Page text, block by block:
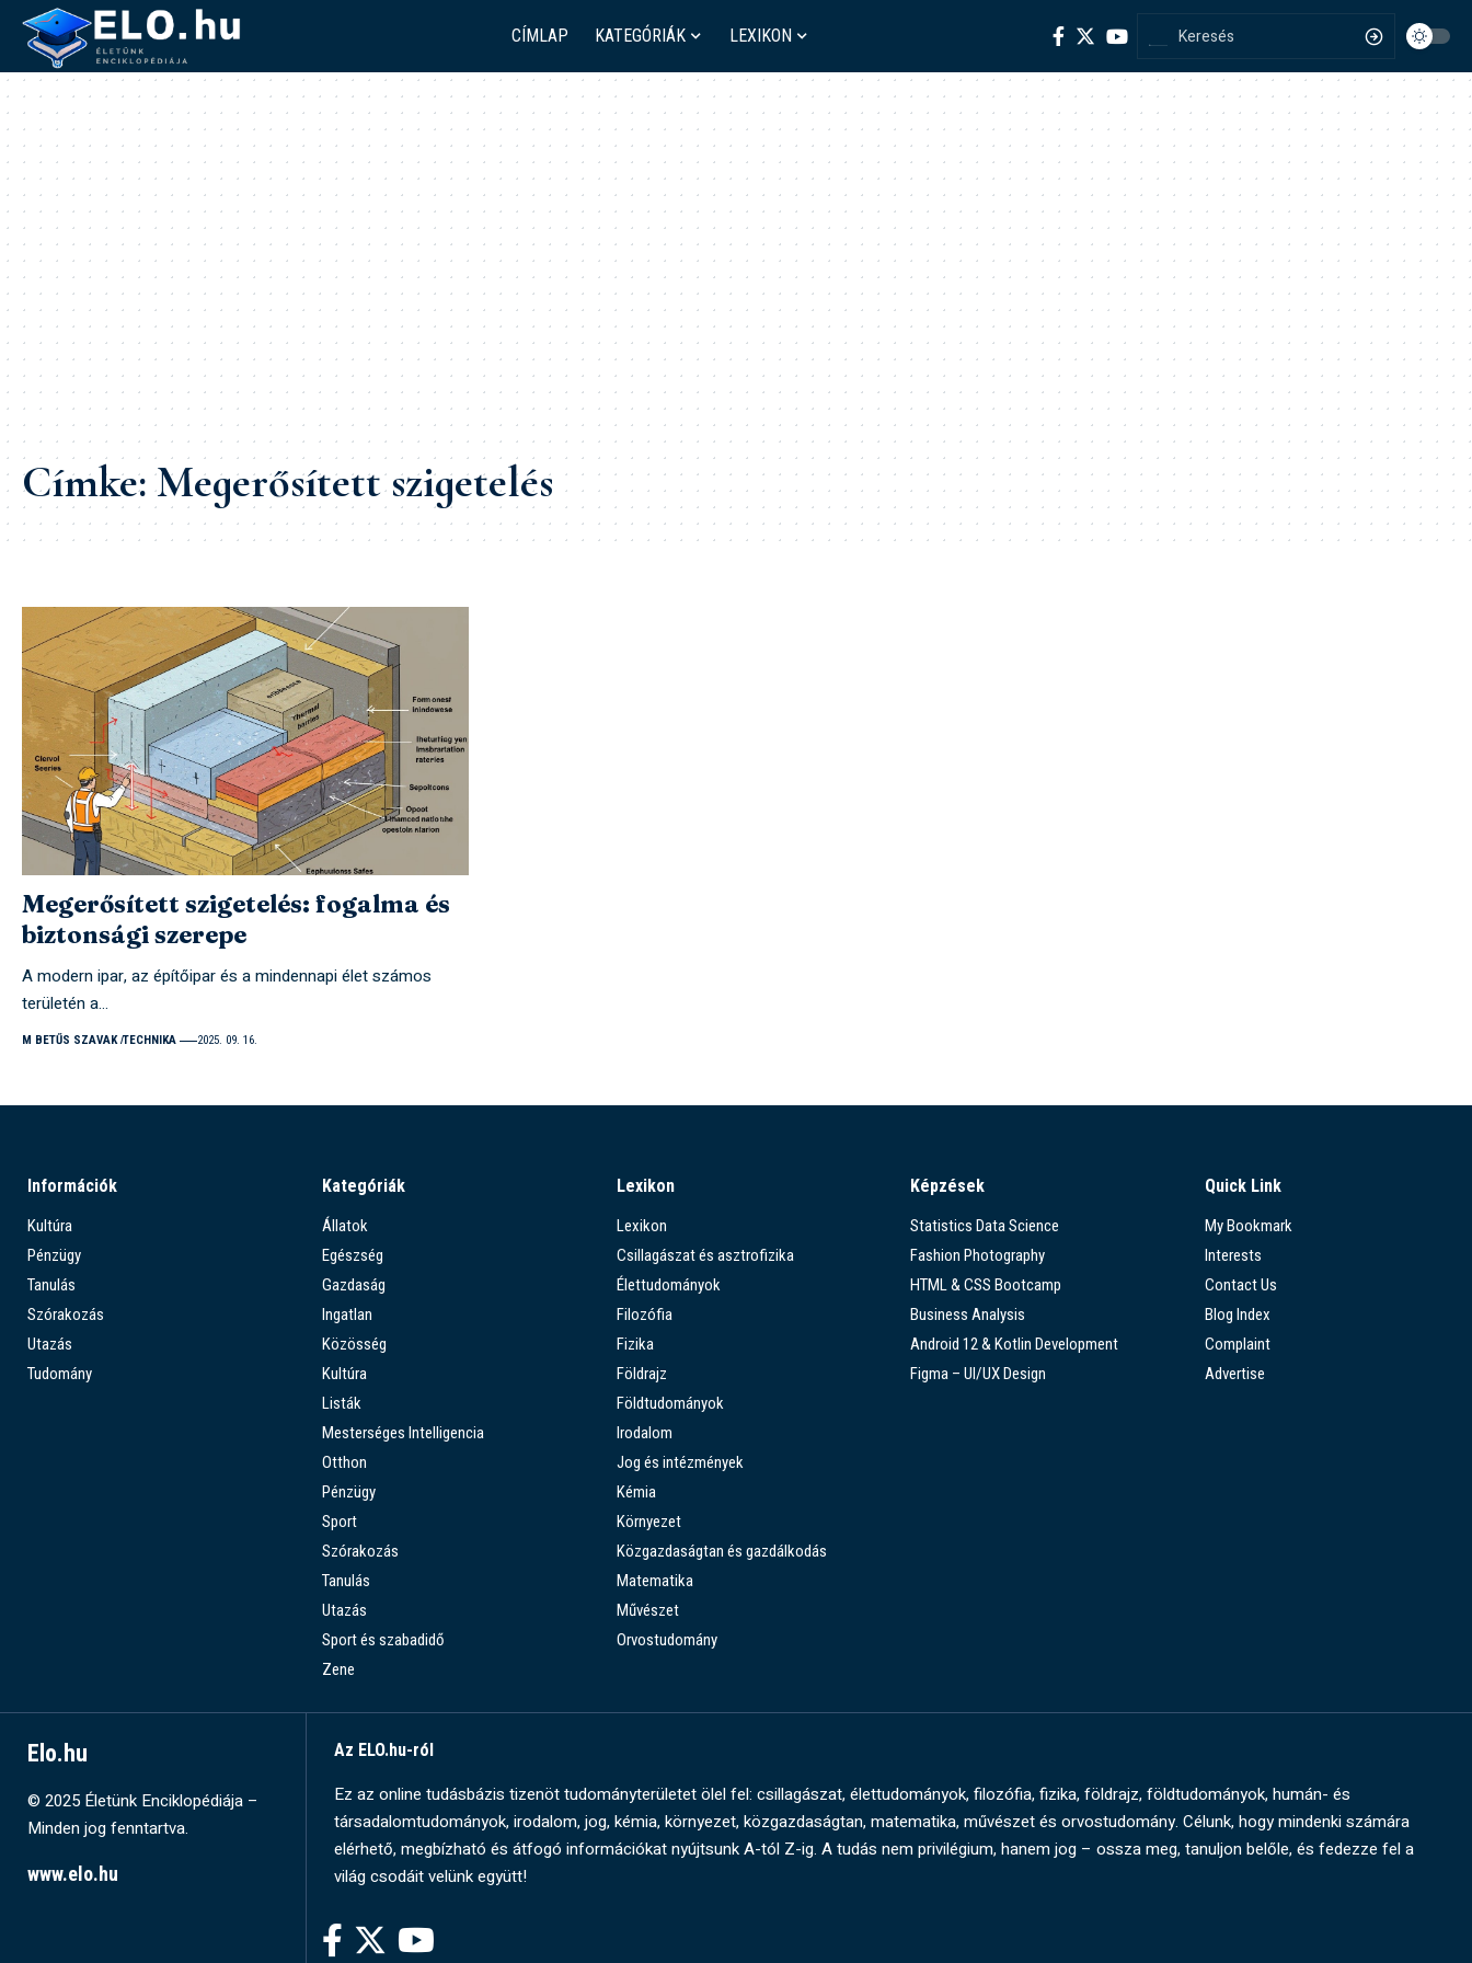
CÍMLAP KATEGÓRIÁK LEXIKON
Címke:Megerősített szigetelés
Megerősített szigetelés: fogalma és
biztonsági szerepe
A modern ipar, az építőipar és a mindennapi élet számos
területén a…
M BETŰS SZAVAK TECHNIKA 2025. 09. 16.
Információk
Kultúra
Pénzügy
Tanulás
Szórakozás
Utazás
Tudomány
Kategóriák
Állatok
Egészség
Gazdaság
Ingatlan
Közösség
Kultúra
Listák
Mesterséges Intelligencia
Otthon
Pénzügy
Sport
Szórakozás
Tanulás
Utazás
Sport és szabadidő
Zene
Lexikon
Lexikon
Csillagászat és asztrofizika
Élettudományok
Filozófia
Fizika
Földrajz
Földtudományok
Irodalom
Jog és intézmények
Kémia
Környezet
Közgazdaságtan és gazdálkodás
Matematika
Művészet
Orvostudomány
Képzések
Statistics Data Science
Fashion Photography
HTML & CSS Bootcamp
Business Analysis
Android 12 & Kotlin Development
Figma – UI/UX Design
Quick Link
My Bookmark
Interests
Contact Us
Blog Index
Complaint
Advertise
Elo.hu
© 2025 Életünk Enciklopédiája –
Minden jog fenntartva.
www.elo.hu
Az ELO.hu-ról
Ez az online tudásbázis tizenöt tudományterületet ölel fel: csillagászat, élettudományok, filozófia, fizika, földrajz, földtudományok, humán- és
társadalomtudományok, irodalom, jog, kémia, környezet, közgazdaságtan, matematika, művészet és orvostudomány. Célunk, hogy mindenki számára
elérhető, megbízható és átfogó információkat nyújtsunk A-tól Z-ig. A tudás nem privilégium, hanem jog – ossza meg, tanuljon belőle, és fedezze fel a
világ csodáit velünk együtt!